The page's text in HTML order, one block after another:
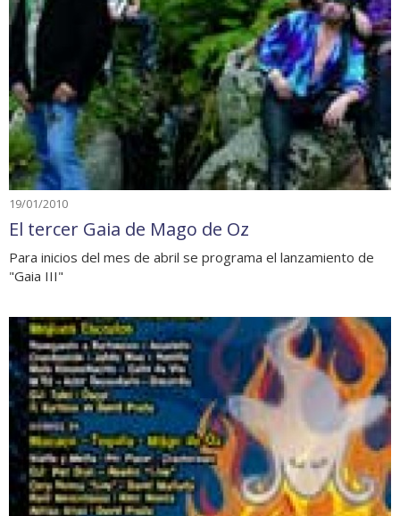
19/01/2010
El tercer Gaia de Mago de Oz
Para inicios del mes de abril se programa el lanzamiento de
"Gaia III"